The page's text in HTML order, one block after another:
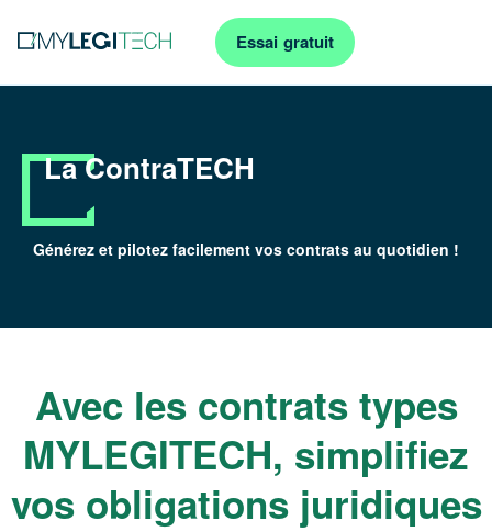
Essai gratuit
La ContraTECH
Générez et pilotez facilement vos contrats au quotidien !
Avec les contrats types
MYLEGITECH, simplifiez
vos obligations juridiques